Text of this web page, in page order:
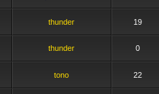
thunder 19
thunder 0
tono 22